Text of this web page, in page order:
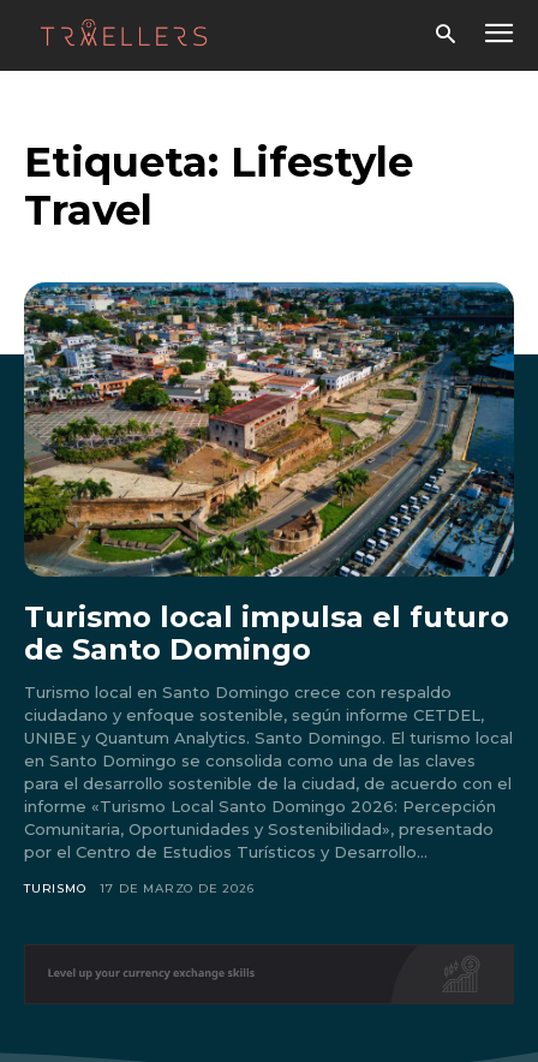
Don't miss
out!
to stay in the loop.
Etiqueta: Lifestyle
Travel
Turismo local impulsa el futuro
de Santo Domingo
Turismo local en Santo Domingo crece con respaldo
ciudadano y enfoque sostenible, según informe CETDEL,
UNIBE y Quantum Analytics. Santo Domingo. El turismo local
en Santo Domingo se consolida como una de las claves
para el desarrollo sostenible de la ciudad, de acuerdo con el
informe «Turismo Local Santo Domingo 2026: Percepción
Comunitaria, Oportunidades y Sostenibilidad», presentado
por el Centro de Estudios Turísticos y Desarrollo...
TURISMO 17 DE MARZO DE 2026